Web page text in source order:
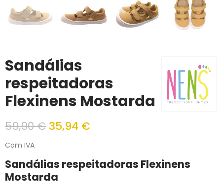
Sandálias
respeitadoras
Flexinens Mostarda
59,90 € 35,94 €
Com IVA
Sandálias respeitadoras Flexinens
Mostarda